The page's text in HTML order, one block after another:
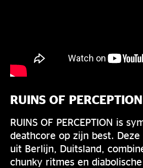
RUINS OF PERCEPTION
RUINS OF PERCEPTION is
deathcore op zijn best.
uit Berlijn, Duitsland,
chunky ritmes en